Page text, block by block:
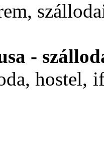
-
hostel,